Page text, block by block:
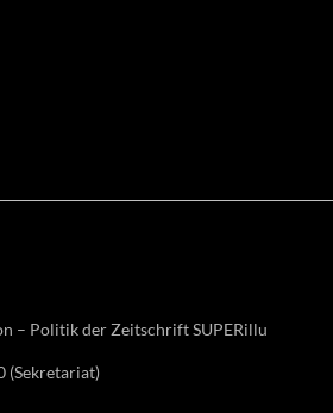
– Politik der Zeitschrift SUPERillu
(Sekretariat)